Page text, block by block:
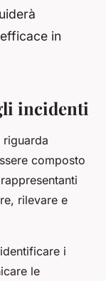
in
incidenti
composto
rilevare e
i
le